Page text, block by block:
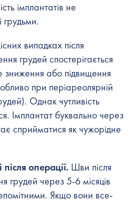
імплантатів не
грудьми.
випадках після
грудей спостерігається
зниження або підвищення
при періареолярній
Однак чутливість
Імплантат буквально через
сприйматися як чужорідне
операції. Шви після
грудей через 5-6 місяців
Якщо вони все-